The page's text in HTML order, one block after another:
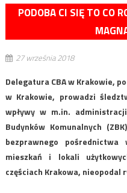
PODOBA CI SIĘ TO CO
27 września 2018
Delegatura CBA w Krakowie,
w Krakowie, prowadzi
wpływy w m.in.
Budynków Komunalnych
bezprawnego
mieszkań i lokali
częściach Krakowa, nieopodal